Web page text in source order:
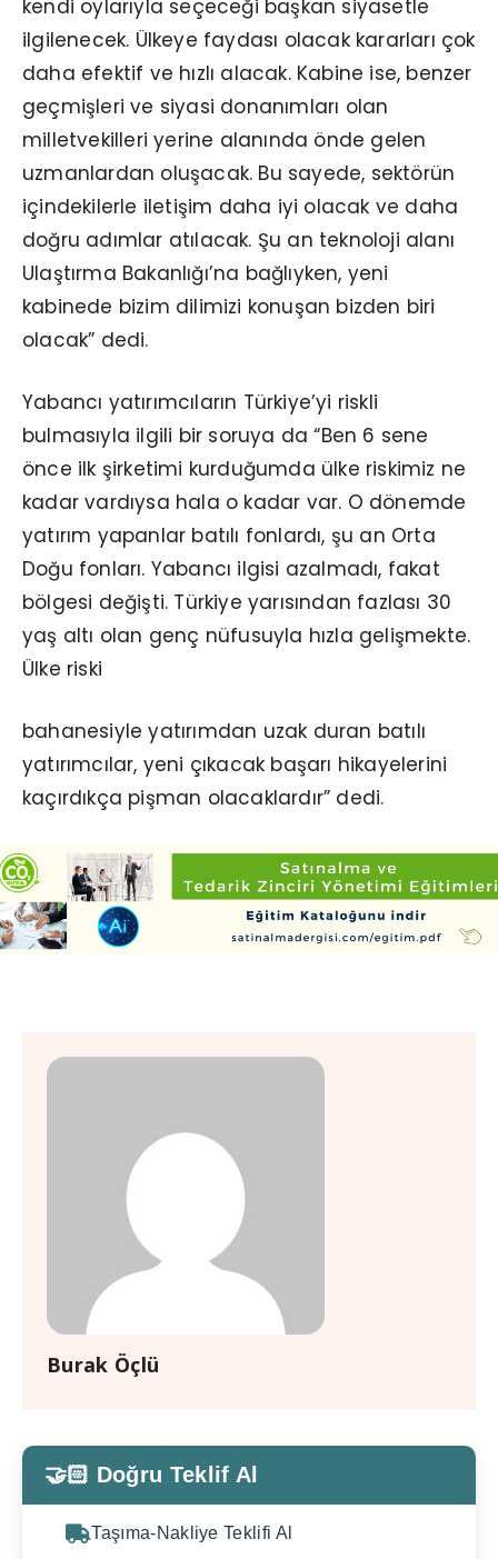
kendi oylarıyla seçeceği başkan siyasetle
ilgilenecek. Ülkeye faydası olacak kararları çok
daha efektif ve hızlı alacak. Kabine ise, benzer
geçmişleri ve siyasi donanımları olan
milletvekilleri yerine alanında önde gelen
uzmanlardan oluşacak. Bu sayede, sektörün
içindekilerle iletişim daha iyi olacak ve daha
doğru adımlar atılacak. Şu an teknoloji alanı
Ulaştırma Bakanlığı’na bağlıyken, yeni
kabinede bizim dilimizi konuşan bizden biri
olacak” dedi.
Yabancı yatırımcıların Türkiye’yi riskli
bulmasıyla ilgili bir soruya da “Ben 6 sene
önce ilk şirketimi kurduğumda ülke riskimiz ne
kadar vardıysa hala o kadar var. O dönemde
yatırım yapanlar batılı fonlardı, şu an Orta
Doğu fonları. Yabancı ilgisi azalmadı, fakat
bölgesi değişti. Türkiye yarısından fazlası 30
yaş altı olan genç nüfusuyla hızla gelişmekte.
Ülke riski
bahanesiyle yatırımdan uzak duran batılı
yatırımcılar, yeni çıkacak başarı hikayelerini
kaçırdıkça pişman olacaklardır” dedi.
Burak Öçlü
🤝🏻 Doğru Teklif Al
Taşıma-Nakliye Teklifi Al